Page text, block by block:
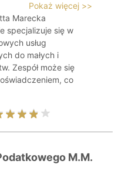
Pokaż więcej >>
Marecka
specjalizuje się w
usług
do małych i
Zespół może się
co
M.M.